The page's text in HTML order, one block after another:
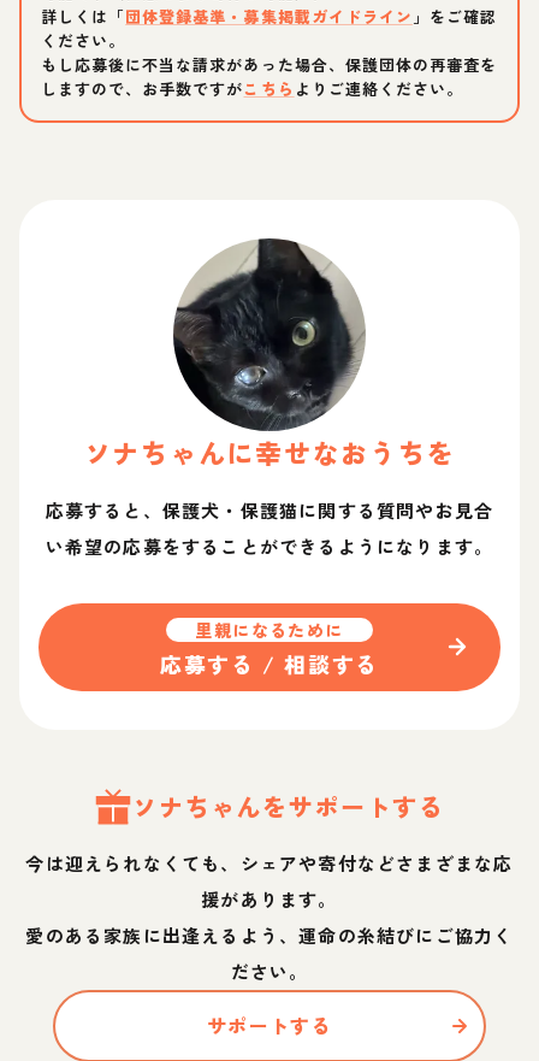
詳しくは「団体登録基準・募集掲載ガイドライン 」をご確認
ください。
もし応募後に不当な請求があった場合、保護団体の再審査を
しますので、お手数ですがこちら よりご連絡ください。
ソナちゃんに幸せなおうちを
応募すると、保護犬・保護猫に関する質問やお見合
い希望の応募をすることができるようになります。
里親になるために
応募する / 相談する
ソナちゃんをサポートする
今は迎えられなくても、シェアや寄付などさまざまな応
援があります。
愛のある家族に出逢えるよう、運命の糸結びにご協力く
ださい。
サポートする